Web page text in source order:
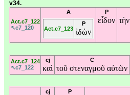
v34.
Act.c7_122
↖c7_120
A
Act.c7_123
P
ἰδὼν
P
εἶδον τὴν
Act.c7_124
↖c7_122
cj
καὶ
C
τοῦ στεναγμοῦ αὐτῶν
cj P